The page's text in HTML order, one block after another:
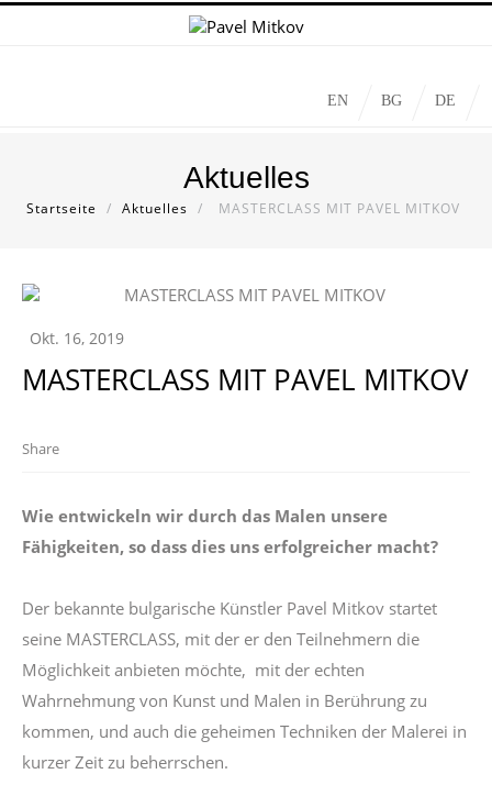
EN BG DE
Aktuelles
Startseite / Aktuelles / MASTERCLASS MIT PAVEL MITKOV
Okt. 16, 2019
MASTERCLASS MIT PAVEL MITKOV
Share
Wie entwickeln wir durch das Malen unsere
Fähigkeiten, so dass dies uns erfolgreicher macht?
Der bekannte bulgarische Künstler Pavel Mitkov startet
seine MASTERCLASS, mit der er den Teilnehmern die
Möglichkeit anbieten möchte, mit der echten
Wahrnehmung von Kunst und Malen in Berührung zu
kommen, und auch die geheimen Techniken der Malerei in
kurzer Zeit zu beherrschen.